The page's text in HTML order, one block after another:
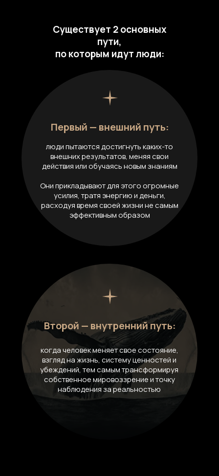
люди пытаются достигнуть каких-то
внешних результатов, меняя свои
действия или обучаясь новым знаниям
Они прикладывают для этого огромные
усилия, тратя энергию и деньги,
расходуя время своей жизни не самым
эффективным образом
Первый — внешний путь:
Существует 2 основных
пути,
по которым идут люди:
Второй — внутренний путь:
когда человек меняет свое состояние,
взгляд на жизнь, систему ценностей и
убеждений, тем самым трансформируя
собственное мировоззрение и точку
наблюдения за реальностью